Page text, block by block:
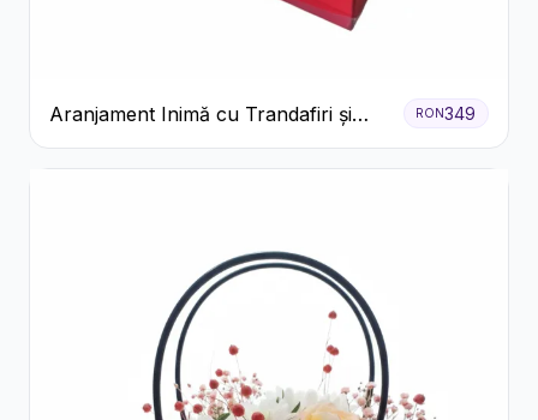
Aranjament Inimă cu Trandafiri și
Praline Ferrero
RON349